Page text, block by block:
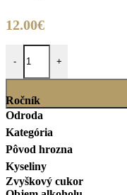
12.00€
-
množstvo Royal cuvée 2020
+
Ročník
Odroda
Kategória
Pôvod hrozna
Kyseliny
Zvyškový cukor